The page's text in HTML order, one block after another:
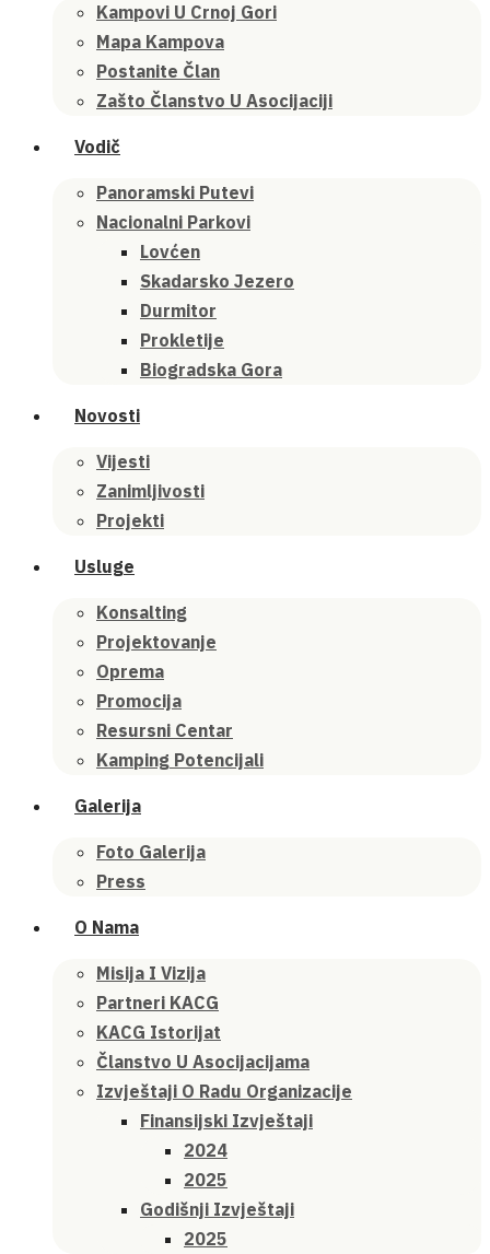
Kampovi U Crnoj Gori
Mapa Kampova
Postanite Član
Zašto Članstvo U Asocijaciji
Vodič
Panoramski Putevi
Nacionalni Parkovi
Lovćen
Skadarsko Jezero
Durmitor
Prokletije
Biogradska Gora
Novosti
Vijesti
Zanimljivosti
Projekti
Usluge
Konsalting
Projektovanje
Oprema
Promocija
Resursni Centar
Kamping Potencijali
Galerija
Foto Galerija
Press
O Nama
Misija I Vizija
Partneri KACG
KACG Istorijat
Članstvo U Asocijacijama
Izvještaji O Radu Organizacije
Finansijski Izvještaji
2024
2025
Godišnji Izvještaji
2025